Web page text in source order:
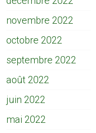
novembre 2022
octobre 2022
septembre 2022
août 2022
juin 2022
mai 2022